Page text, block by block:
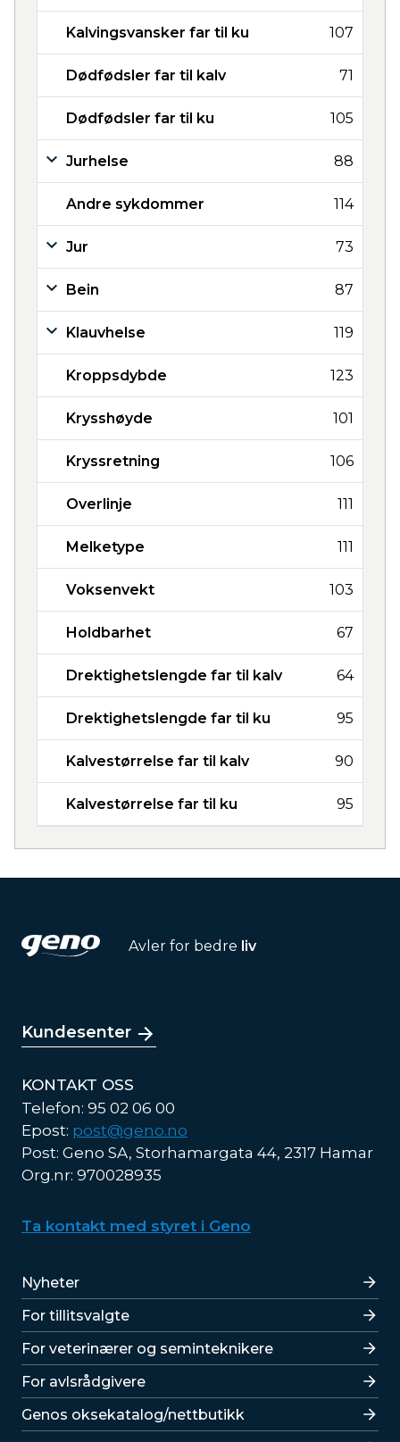
Kalvingsvansker far til ku 107
Dødfødsler far til kalv 71
Dødfødsler far til ku 105
Jurhelse 88
Andre sykdommer 114
Jur 73
Bein 87
Klauvhelse 119
Kroppsdybde 123
Krysshøyde 101
Kryssretning 106
Overlinje 111
Melketype 111
Voksenvekt 103
Holdbarhet 67
Drektighetslengde far til kalv 64
Drektighetslengde far til ku 95
Kalvestørrelse far til kalv 90
Kalvestørrelse far til ku 95
Avler for bedre liv
Kundesenter
KONTAKT OSS
Telefon: 95 02 06 00
Epost: post@geno.no
Post: Geno SA, Storhamargata 44, 2317 Hamar
Org.nr: 970028935
Ta kontakt med styret i Geno
Lenker
Nyheter
For tillitsvalgte
For veterinærer og seminteknikere
For avlsrådgivere
Lenker
Genos oksekatalog/nettbutikk